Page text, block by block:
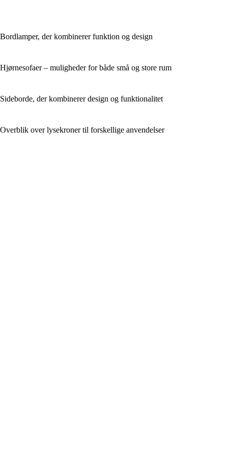
Bordlamper, der kombinerer funktion og design
Hjørnesofaer – muligheder for både små og store rum
Sideborde, der kombinerer design og funktionalitet
Overblik over lysekroner til forskellige anvendelser